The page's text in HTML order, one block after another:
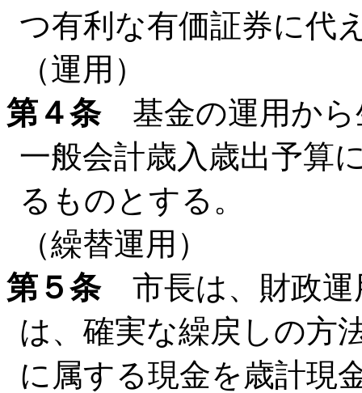
つ有利な有価証券に代
（運用）
第４条基金の運用から
一般会計歳入歳出予算
るものとする。
（繰替運用）
第５条市長は、財政運
は、確実な繰戻しの方
に属する現金を歳計現